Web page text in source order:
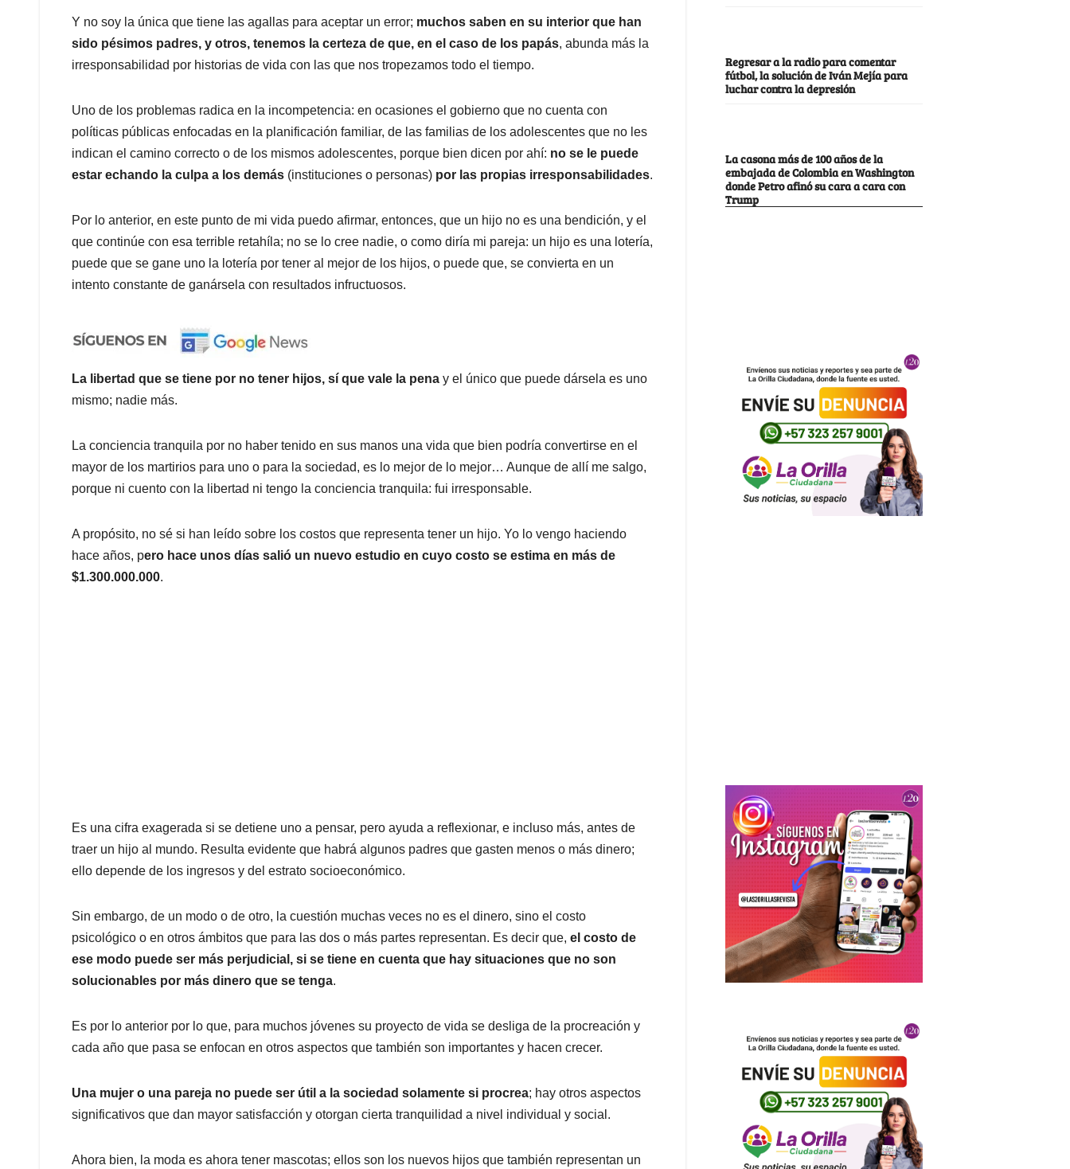
Y no soy la única que tiene las agallas para aceptar un error; muchos saben en su interior que han
sido pésimos padres, y otros, tenemos la certeza de que, en el caso de los papás, abunda más la
irresponsabilidad por historias de vida con las que nos tropezamos todo el tiempo.
Uno de los problemas radica en la incompetencia: en ocasiones el gobierno que no cuenta con
políticas públicas enfocadas en la planificación familiar, de las familias de los adolescentes que no les
indican el camino correcto o de los mismos adolescentes, porque bien dicen por ahí: no se le puede
estar echando la culpa a los demás (instituciones o personas) por las propias irresponsabilidades.
Por lo anterior, en este punto de mi vida puedo afirmar, entonces, que un hijo no es una bendición, y el
que continúe con esa terrible retahíla; no se lo cree nadie, o como diría mi pareja: un hijo es una lotería,
puede que se gane uno la lotería por tener al mejor de los hijos, o puede que, se convierta en un
intento constante de ganársela con resultados infructuosos.
La libertad que se tiene por no tener hijos, sí que vale la pena y el único que puede dársela es uno
mismo; nadie más.
La conciencia tranquila por no haber tenido en sus manos una vida que bien podría convertirse en el
mayor de los martirios para uno o para la sociedad, es lo mejor de lo mejor… Aunque de allí me salgo,
porque ni cuento con la libertad ni tengo la conciencia tranquila: fui irresponsable.
A propósito, no sé si han leído sobre los costos que representa tener un hijo. Yo lo vengo haciendo
hace años, pero hace unos días salió un nuevo estudio en cuyo costo se estima en más de
$1.300.000.000.
Es una cifra exagerada si se detiene uno a pensar, pero ayuda a reflexionar, e incluso más, antes de
traer un hijo al mundo. Resulta evidente que habrá algunos padres que gasten menos o más dinero;
ello depende de los ingresos y del estrato socioeconómico.
Sin embargo, de un modo o de otro, la cuestión muchas veces no es el dinero, sino el costo
psicológico o en otros ámbitos que para las dos o más partes representan. Es decir que, el costo de
ese modo puede ser más perjudicial, si se tiene en cuenta que hay situaciones que no son
solucionables por más dinero que se tenga.
Es por lo anterior por lo que, para muchos jóvenes su proyecto de vida se desliga de la procreación y
cada año que pasa se enfocan en otros aspectos que también son importantes y hacen crecer.
Una mujer o una pareja no puede ser útil a la sociedad solamente si procrea; hay otros aspectos
significativos que dan mayor satisfacción y otorgan cierta tranquilidad a nivel individual y social.
Ahora bien, la moda es ahora tener mascotas; ellos son los nuevos hijos que también representan un
Regresar a la radio para comentar
fútbol, la solución de Iván Mejía para
luchar contra la depresión
La casona más de 100 años de la
embajada de Colombia en Washington
donde Petro afinó su cara a cara con
Trump